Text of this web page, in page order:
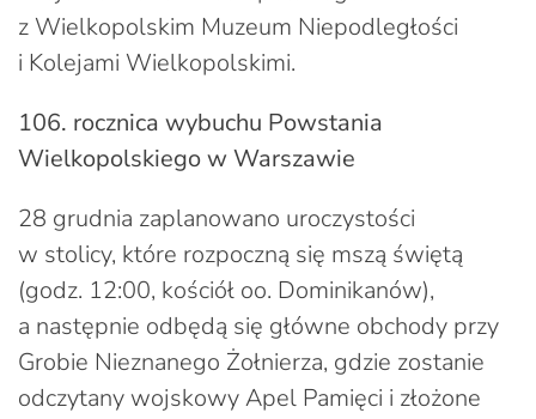
z Wielkopolskim Muzeum Niepodległości
i Kolejami Wielkopolskimi.
106. rocznica wybuchu Powstania
Wielkopolskiego w Warszawie
28 grudnia zaplanowano uroczystości
w stolicy, które rozpoczną się mszą świętą
(godz. 12:00, kościół oo. Dominikanów),
a następnie odbędą się główne obchody przy
Grobie Nieznanego Żołnierza, gdzie zostanie
odczytany wojskowy Apel Pamięci i złożone